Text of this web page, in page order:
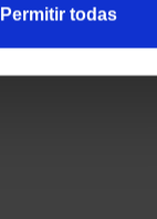
Permitir todas